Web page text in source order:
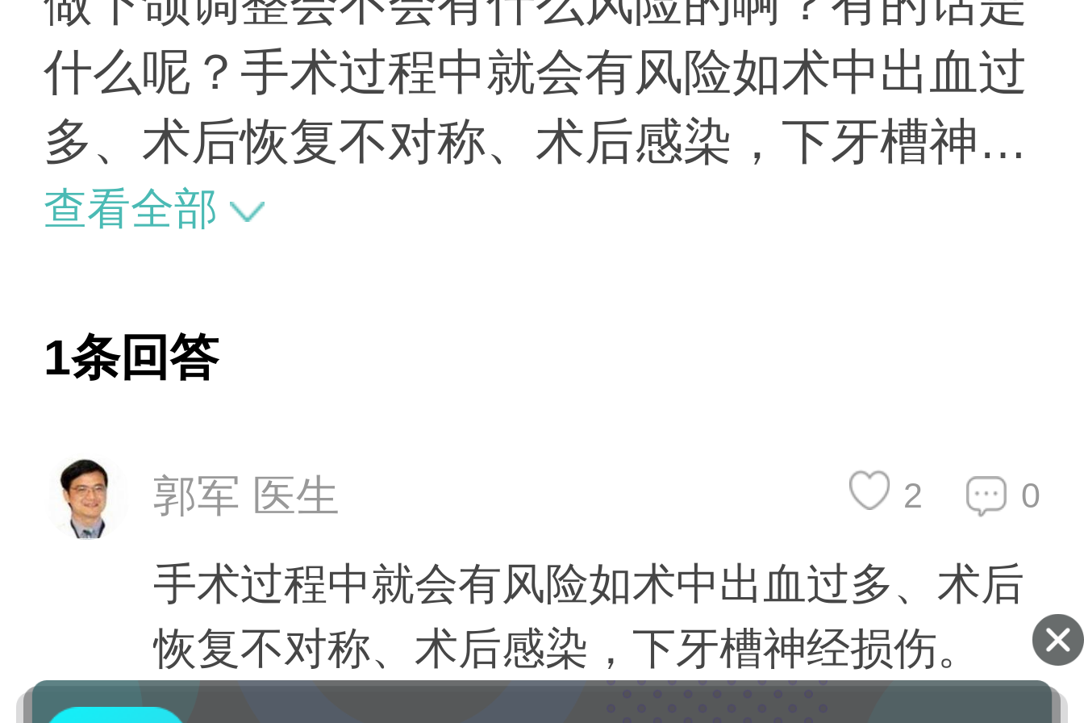
什么呢？手术过程中就会有风险如术中出血过
多、术后恢复不对称、术后感染，下牙槽神经
损伤。
查看全部
1条回答
郭军 医生 0
2
手术过程中就会有风险如术中出血过多、术后
恢复不对称、术后感染，下牙槽神经损伤。